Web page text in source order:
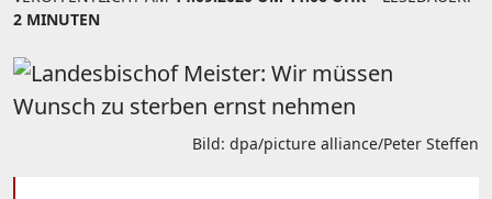
2 MINUTEN
Bild: dpa/picture alliance/Peter Steffen